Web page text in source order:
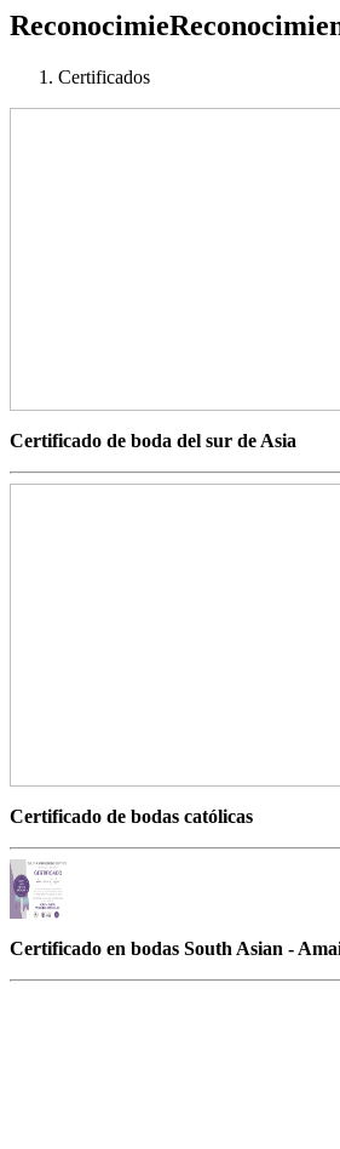
Certificados
Certificado de boda del sur de Asia
Certificado de bodas católicas
Certificado en bodas South Asian -